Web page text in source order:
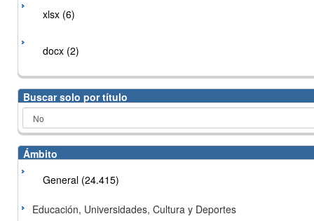
xlsx (6)
docx (2)
Buscar solo por título
Ámbito
General (24.415)
Educación, Universidades, Cultura y Deportes